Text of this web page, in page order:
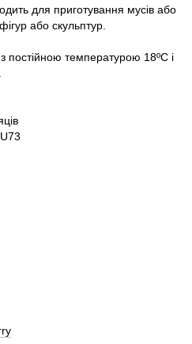
для приготування мусів або
або скульптур.
постійною температурою 18ºC і